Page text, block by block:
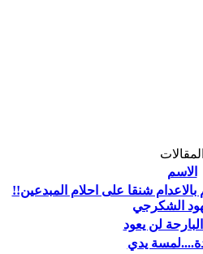
المقالات
الاسم
بالاعدام شنقا على احلام المبدعين!!
الشكرجي
لن يعود
يدي